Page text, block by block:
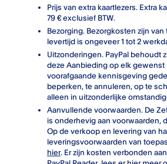
Prijs van extra kaartlezers. Extra
79 € exclusief BTW.
Bezorging. Bezorgkosten zijn
levertijd is ongeveer 1 tot 2
Uitzonderingen. PayPal behoudt
deze Aanbieding op elk
voorafgaande kennisgeving
beperken, te annuleren, op te
alleen in uitzonderlijke
Aanvullende voorwaarden. De
is onderhevig aan voorwaarden,
Op de verkoop en levering van
leveringsvoorwaarden van
hier. Er zijn kosten verbonden